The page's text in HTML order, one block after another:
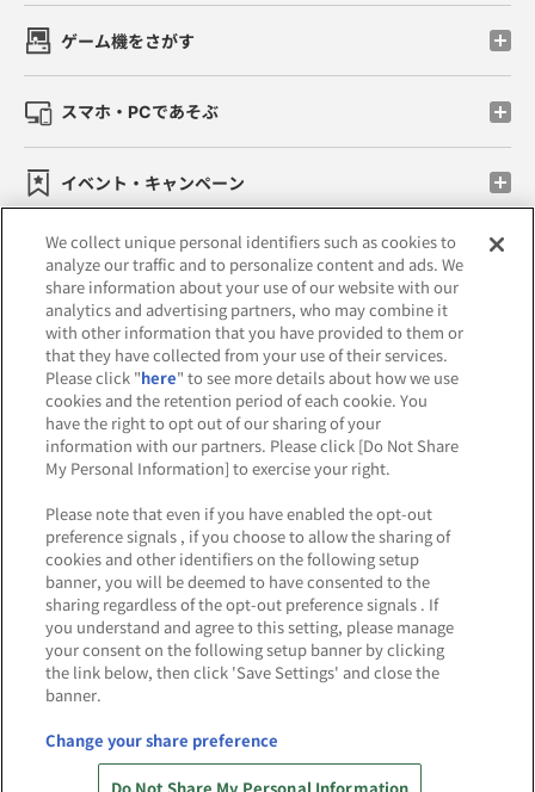
ゲーム機をさがす
スマホ・PCであそぶ
イベント・キャンペーン
関連会社 サステナビリティ サイトポリシー
プライバシーポリシー
ウェブアクセシビリティ方針と検証結果
お取引先さまとともに 食品のご提供について
カスタマーハラスメント対応方針
よくあるご質問・お問い合わせ
©Bandai Namco Amusement Lab Inc.
©Bandai Namco Experience Inc.
©HANAYASHIKI Co., Ltd. All Rights Reserved.
We collect unique personal identifiers such as cookies to
analyze our traffic and to personalize content and ads. We
share information about your use of our website with our
analytics and advertising partners, who may combine it
with other information that you have provided to them or
that they have collected from your use of their services.
Please click "here" to see more details about how we use
cookies and the retention period of each cookie. You
have the right to opt out of our sharing of your
information with our partners. Please click [Do Not Share
My Personal Information] to exercise your right.
Please note that even if you have enabled the opt-out
preference signals , if you choose to allow the sharing of
cookies and other identifiers on the following setup
banner, you will be deemed to have consented to the
sharing regardless of the opt-out preference signals . If
you understand and agree to this setting, please manage
your consent on the following setup banner by clicking
the link below, then click 'Save Settings' and close the
banner.
Change your share preference